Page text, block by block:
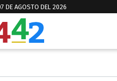
DE AGOSTO DEL 2026